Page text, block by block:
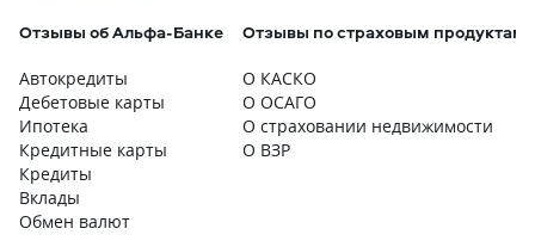
Отзывы об Альфа-Банке
Автокредиты
Дебетовые карты
Ипотека
Кредитные карты
Кредиты
Вклады
Обмен валют
Отзывы по страховым продуктам
О КАСКО
О ОСАГО
О страховании недвижимости
О ВЗР